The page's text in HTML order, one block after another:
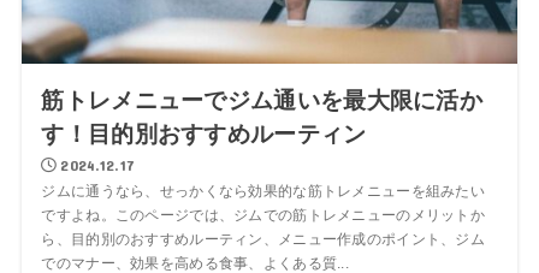
筋トレメニューでジム通いを最大限に活か
す！目的別おすすめルーティン
2024.12.17
ジムに通うなら、せっかくなら効果的な筋トレメニューを組みたい
ですよね。このページでは、ジムでの筋トレメニューのメリットか
ら、目的別のおすすめルーティン、メニュー作成のポイント、ジム
でのマナー、効果を高める食事、よくある質...